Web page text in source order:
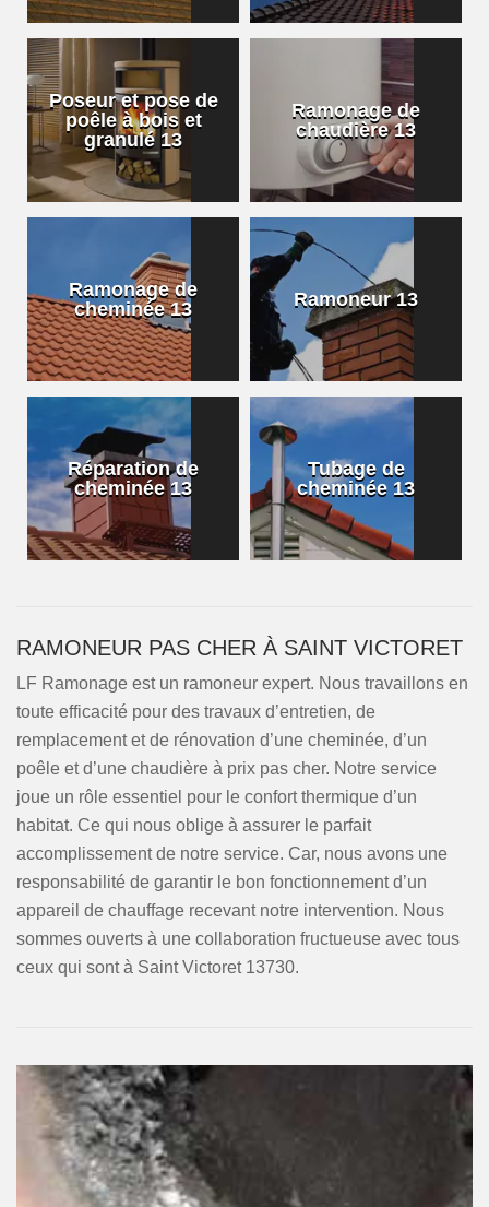
Poseur et pose de
poêle à bois et
granulé 13
Ramonage de
chaudière 13
Ramonage de
cheminée 13
Ramoneur 13
Réparation de
cheminée 13
Tubage de
cheminée 13
RAMONEUR PAS CHER À SAINT VICTORET
LF Ramonage est un ramoneur expert. Nous travaillons en
toute efficacité pour des travaux d’entretien, de
remplacement et de rénovation d’une cheminée, d’un
poêle et d’une chaudière à prix pas cher. Notre service
joue un rôle essentiel pour le confort thermique d’un
habitat. Ce qui nous oblige à assurer le parfait
accomplissement de notre service. Car, nous avons une
responsabilité de garantir le bon fonctionnement d’un
appareil de chauffage recevant notre intervention. Nous
sommes ouverts à une collaboration fructueuse avec tous
ceux qui sont à Saint Victoret 13730.